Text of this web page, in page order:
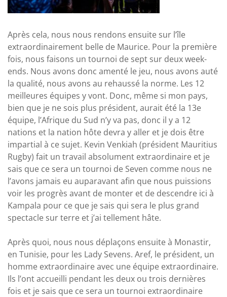
Après cela, nous nous rendons ensuite sur l’île
extraordinairement belle de Maurice. Pour la première
fois, nous faisons un tournoi de sept sur deux week-
ends. Nous avons donc amenté le jeu, nous avons auté
la qualité, nous avons au rehaussé la norme. Les 12
meilleures équipes y vont. Donc, même si mon pays,
bien que je ne sois plus président, aurait été la 13e
équipe, l’Afrique du Sud n’y va pas, donc il y a 12
nations et la nation hôte devra y aller et je dois être
impartial à ce sujet. Kevin Venkiah (président Mauritius
Rugby) fait un travail absolument extraordinaire et je
sais que ce sera un tournoi de Seven comme nous ne
l’avons jamais eu auparavant afin que nous puissions
voir les progrès avant de monter et de descendre ici à
Kampala pour ce que je sais qui sera le plus grand
spectacle sur terre et j’ai tellement hâte.
Après quoi, nous nous déplaçons ensuite à Monastir,
en Tunisie, pour les Lady Sevens. Aref, le président, un
homme extraordinaire avec une équipe extraordinaire.
Ils l’ont accueilli pendant les deux ou trois dernières
fois et je sais que ce sera un tournoi extraordinaire